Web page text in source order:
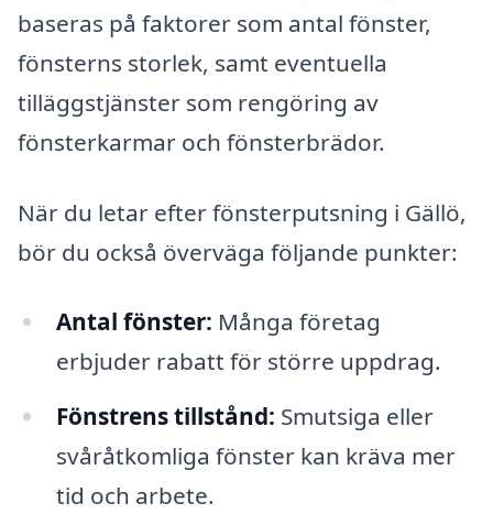
baseras på faktorer som antal fönster,
fönsterns storlek, samt eventuella
tilläggstjänster som rengöring av
fönsterkarmar och fönsterbrädor.
När du letar efter fönsterputsning i Gällö,
bör du också överväga följande punkter:
Antal fönster: Många företag
erbjuder rabatt för större uppdrag.
Fönstrens tillstånd: Smutsiga eller
svåråtkomliga fönster kan kräva mer
tid och arbete.